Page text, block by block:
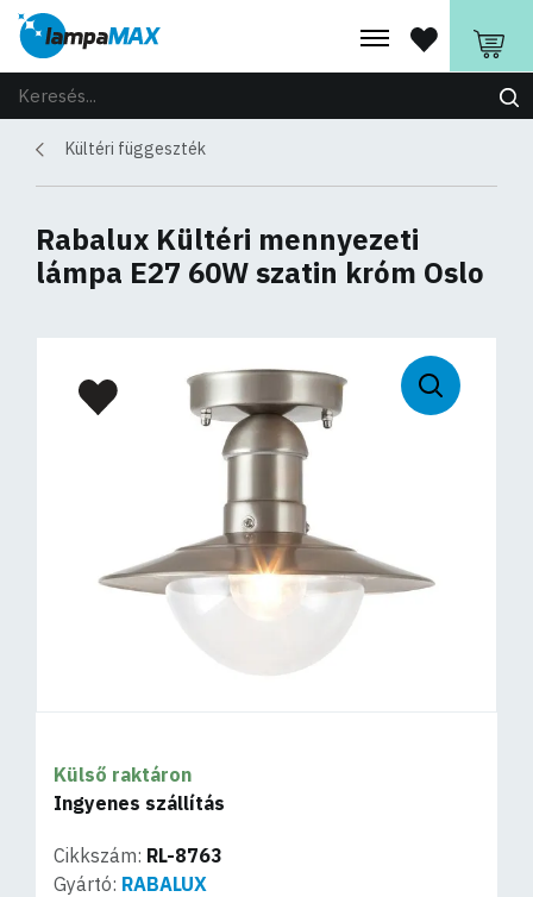
Kültéri függeszték
Rabalux Kültéri mennyezeti
lámpa E27 60W szatin króm Oslo
Külső raktáron
Ingyenes szállítás
Cikkszám: RL-8763
Gyártó: RABALUX